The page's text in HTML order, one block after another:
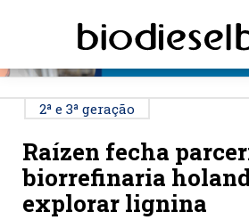
2ª e 3ª geração
Raízen fecha
biorrefinaria
explorar lignina